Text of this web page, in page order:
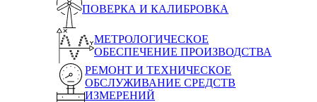
ПОВЕРКА И КАЛИБРОВКА
МЕТРОЛОГИЧЕСКОЕ
ОБЕСПЕЧЕНИЕ ПРОИЗВОДСТВА
РЕМОНТ И ТЕХНИЧЕСКОЕ
ОБСЛУЖИВАНИЕ СРЕДСТВ
ИЗМЕРЕНИЙ